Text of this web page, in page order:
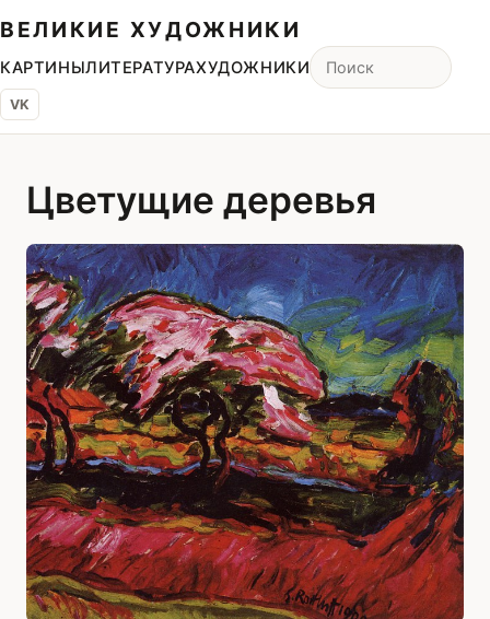
ВЕЛИКИЕ ХУДОЖНИКИ
КАРТИНЫЛИТЕРАТУРАХУДОЖНИКИ
VK
Цветущие деревья